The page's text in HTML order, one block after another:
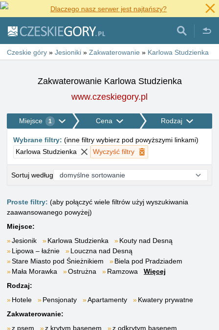
Dlaczego nasz serwer jest najtańszy?
Czeskie góry » Jesioniki » Zakwaterowanie » Karlowa Studzienka
Zakwaterowanie Karlowa Studzienka
www.czeskiegory.pl
Miejsce 1 Cena Rodzaj
Wybrane filtry: (inne filtry wybierz pod powyższymi linkami)
Karlowa Studzienka
Wyczyść filtry
Sortuj według
Proste filtry: (aby połączyć wiele filtrów użyj wyszukiwania
zaawansowanego powyżej)
Miejsce:
Jesionik
Karlowa Studzienka
Kouty nad Desną
Lipowa – łaźnie
Louczna nad Desną
Stare Miasto pod Śnieżnikiem
Biela pod Pradziadem
Mała Morawka
Ostrużna Ramzowa
Więcej
Rodzaj:
Hotele
Pensjonaty Apartamenty
Kwatery prywatne
Zakwaterowanie:
z psem
z krytym basenem
z odkrytym basenem